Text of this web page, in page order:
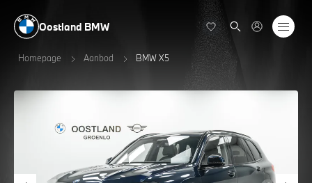
Oostland BMW
Homepage Aanbod BMW X5